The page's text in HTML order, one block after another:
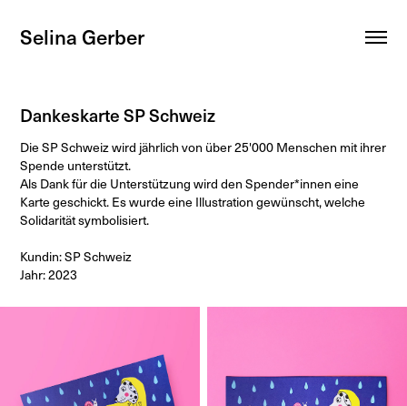
Selina Gerber
Dankeskarte SP Schweiz
Die SP Schweiz wird jährlich von über 25'000 Menschen mit ihrer
Spende unterstützt.
Als Dank für die Unterstützung wird den Spender*innen eine
Karte geschickt. Es wurde eine Illustration gewünscht, welche
Solidarität symbolisiert.
Kundin: SP Schweiz
Jahr: 2023